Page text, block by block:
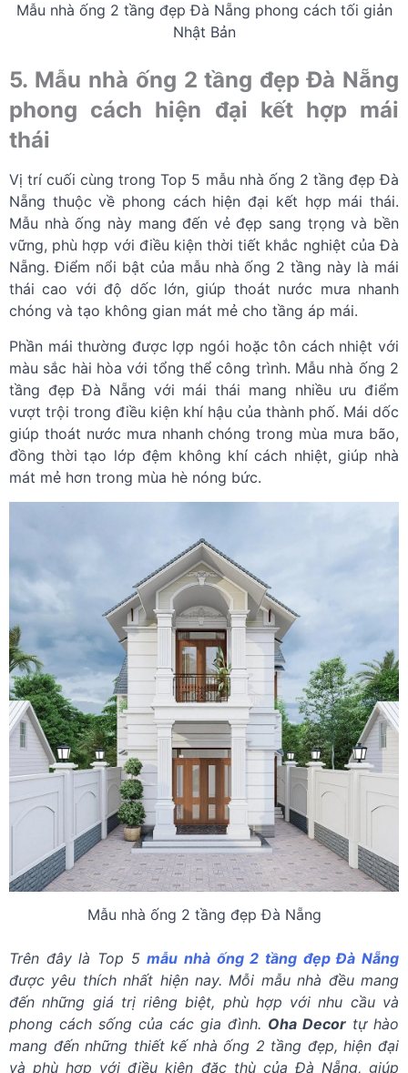
Mẫu nhà ống 2 tầng đẹp Đà Nẵng phong cách tối giản
Nhật Bản
5. Mẫu nhà ống 2 tầng đẹp Đà Nẵng
phong cách hiện đại kết hợp mái
thái
Vị trí cuối cùng trong Top 5 mẫu nhà ống 2 tầng đẹp Đà
Nẵng thuộc về phong cách hiện đại kết hợp mái thái.
Mẫu nhà ống này mang đến vẻ đẹp sang trọng và bền
vững, phù hợp với điều kiện thời tiết khắc nghiệt của Đà
Nẵng.Điểm nổi bật của mẫu nhà ống 2 tầng này là mái
thái cao với độ dốc lớn, giúp thoát nước mưa nhanh
chóng và tạo không gian mát mẻ cho tầng áp mái.
Phần mái thường được lợp ngói hoặc tôn cách nhiệt với
màu sắc hài hòa với tổng thể công trình. Mẫu nhà ống 2
tầng đẹp Đà Nẵng với mái thái mang nhiều ưu điểm
vượt trội trong điều kiện khí hậu của thành phố. Mái dốc
giúp thoát nước mưa nhanh chóng trong mùa mưa bão,
đồng thời tạo lớp đệm không khí cách nhiệt, giúp nhà
mát mẻ hơn trong mùa hè nóng bức.
Mẫu nhà ống 2 tầng đẹp Đà Nẵng
Trên đây là Top 5mẫu nhà ống 2 tầng đẹp Đà Nẵng
được yêu thích nhất hiện nay. Mỗi mẫu nhà đều mang
đến những giá trị riêng biệt, phù hợp với nhu cầu và
phong cách sống của các gia đình. Oha Decor tự hào
mang đến những thiết kế nhà ống 2 tầng đẹp, hiện đại
và phù hợp với điều kiện đặc thù của Đà Nẵng, giúp